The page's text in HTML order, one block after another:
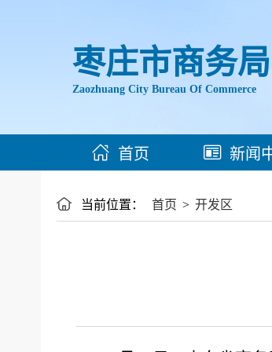
枣庄市商务局
Zaozhuang City Bureau Of Commerce
首页 新闻
当前位置： 首页 > 开发区